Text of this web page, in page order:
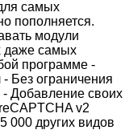
самых
пополняется.
модули
даже самых
программе -
Без ограничения
- Добавление своих
v2
000 других видов